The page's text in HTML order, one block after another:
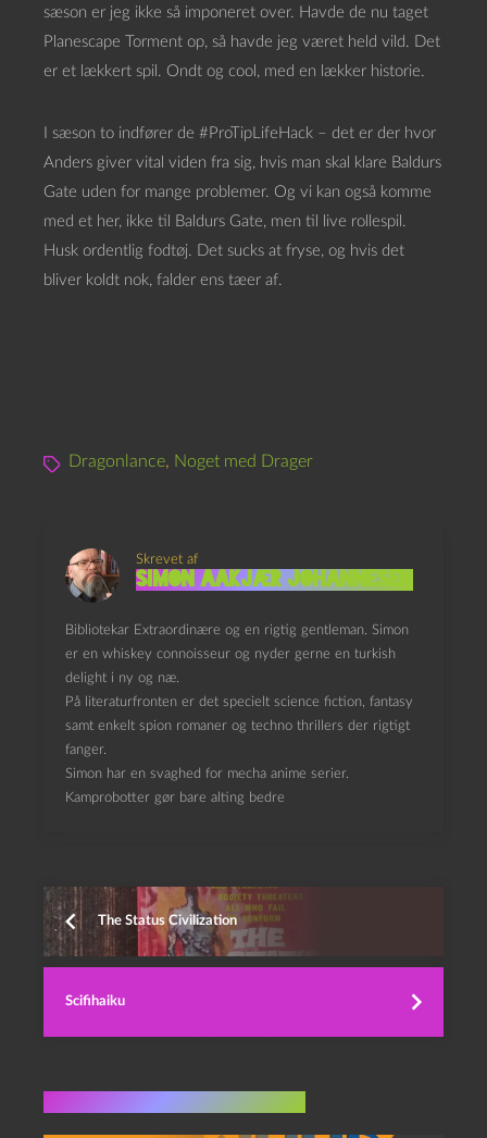
sæson er jeg ikke så imponeret over. Havde de nu taget
Planescape Torment op, så havde jeg været held vild. Det
er et lækkert spil. Ondt og cool, med en lækker historie.
I sæson to indfører de #ProTipLifeHack – det er der hvor
Anders giver vital viden fra sig, hvis man skal klare Baldurs
Gate uden for mange problemer. Og vi kan også komme
med et her, ikke til Baldurs Gate, men til live rollespil.
Husk ordentlig fodtøj. Det sucks at fryse, og hvis det
bliver koldt nok, falder ens tæer af.
Dragonlance, Noget med Drager
Skrevet af
Simon Aakjær Johannesen
Bibliotekar Extraordinære og en rigtig gentleman. Simon
er en whiskey connoisseur og nyder gerne en turkish
delight i ny og næ.
På literaturfronten er det specielt science fiction, fantasy
samt enkelt spion romaner og techno thrillers der rigtigt
fanger.
Simon har en svaghed for mecha anime serier.
Kamprobotter gør bare alting bedre
The Status Civilization
Scifihaiku